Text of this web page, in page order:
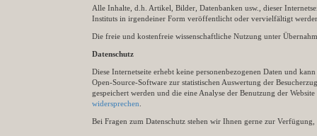
Alle Inhalte, d.h. Artikel, Bilder, Datenbanken usw., dieser
Instituts in irgendeiner Form veröffentlicht oder vervielfältigt
Die freie und kostenfreie wissenschaftliche Nutzung unter
Datenschutz
Diese Internetseite erhebt keine personenbezogenen Daten und
Open-Source-Software zur statistischen Auswertung der
gespeichert werden und die eine Analyse der Benutzung der
widersprechen
Bei Fragen zum Datenschutz stehen wir Ihnen gerne zur